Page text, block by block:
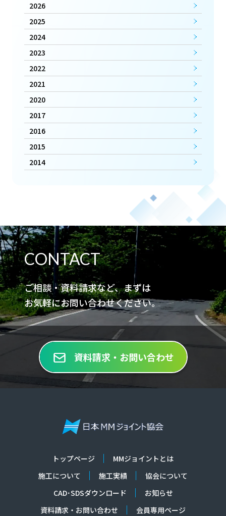
2026
2025
2024
2023
2022
2021
2020
2017
2016
2015
2014
CONTACT
ご相談・資料請求など、まずは
お気軽にお問い合わせください。
資料請求・お問い合わせ
トップページ
MMジョイントとは
施工について
施工実績
協会について
CAD･SDSダウンロード
お知らせ
資料請求・お問い合わせ
会員専用ページ